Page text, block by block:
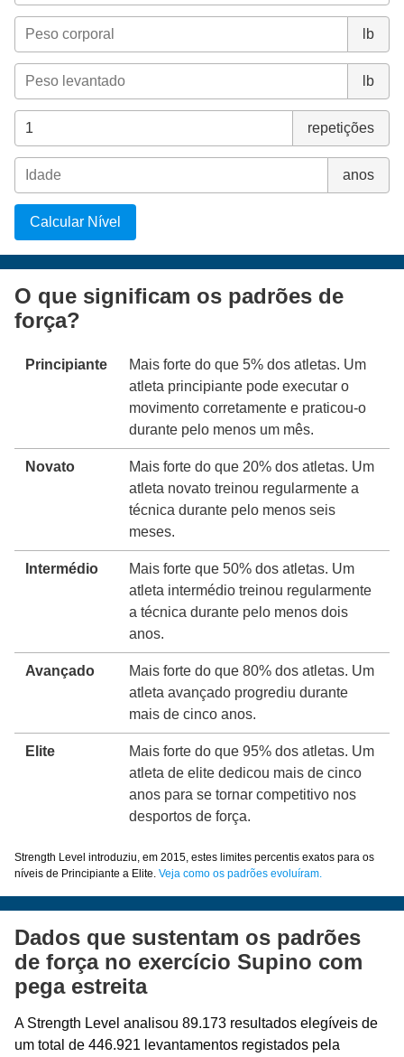
lb
lb
repetições
anos
Calcular Nível
O que significam os padrões de
força?
Principiante
Mais forte do que 5% dos atletas. Um
atleta principiante pode executar o
movimento corretamente e praticou-o
durante pelo menos um mês.
Novato
Mais forte do que 20% dos atletas. Um
atleta novato treinou regularmente a
técnica durante pelo menos seis
meses.
Intermédio
Mais forte que 50% dos atletas. Um
atleta intermédio treinou regularmente
a técnica durante pelo menos dois
anos.
Avançado
Mais forte do que 80% dos atletas. Um
atleta avançado progrediu durante
mais de cinco anos.
Elite
Mais forte do que 95% dos atletas. Um
atleta de elite dedicou mais de cinco
anos para se tornar competitivo nos
desportos de força.
Strength Level introduziu, em 2015, estes limites percentis exatos para os
níveis de Principiante a Elite. Veja como os padrões evoluíram.
Dados que sustentam os padrões
de força no exercício Supino com
pega estreita
A Strength Level analisou 89.173 resultados elegíveis de
um total de 446.921 levantamentos registados pela